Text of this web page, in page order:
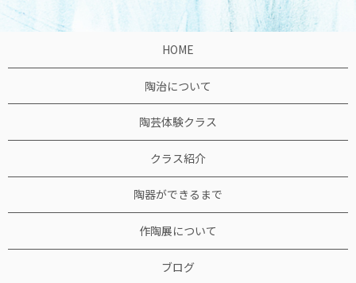
HOME
陶治について
陶芸体験クラス
クラス紹介
陶器ができるまで
作陶展について
ブログ